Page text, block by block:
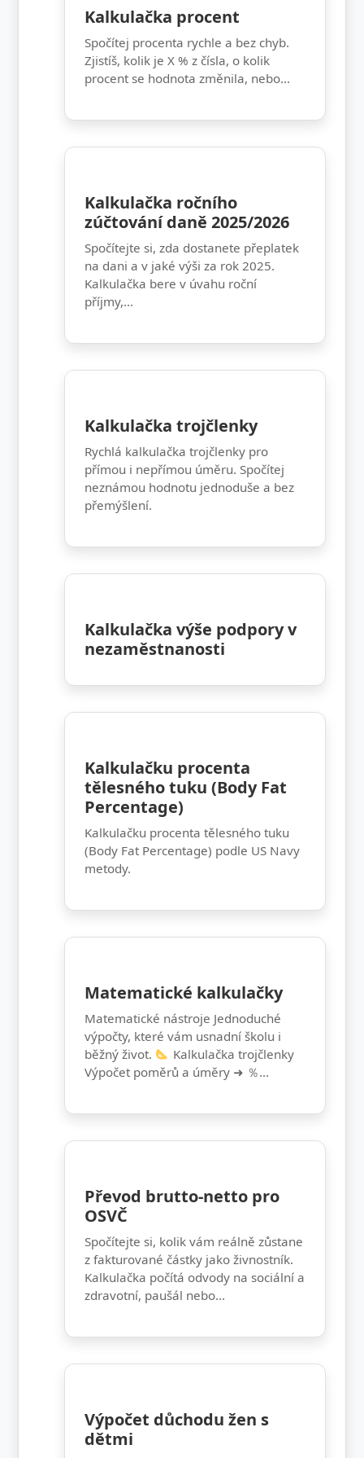
Kalkulačka procent
Spočítej procenta rychle a bez chyb.
Zjistíš, kolik je X % z čísla, o kolik
procent se hodnota změnila, nebo...
Kalkulačka ročního
zúčtování daně 2025/2026
Spočítejte si, zda dostanete přeplatek
na dani a v jaké výši za rok 2025.
Kalkulačka bere v úvahu roční
příjmy,...
Kalkulačka trojčlenky
Rychlá kalkulačka trojčlenky pro
přímou i nepřímou úměru. Spočítej
neznámou hodnotu jednoduše a bez
přemýšlení.
Kalkulačka výše podpory v
nezaměstnanosti
Kalkulačku procenta
tělesného tuku (Body Fat
Percentage)
Kalkulačku procenta tělesného tuku
(Body Fat Percentage) podle US Navy
metody.
Matematické kalkulačky
Matematické nástroje Jednoduché
výpočty, které vám usnadní školu i
běžný život.
Kalkulačka trojčlenky
Výpočet poměrů a úměry ➜ ％...
Převod brutto-netto pro
OSVČ
Spočítejte si, kolik vám reálně zůstane
z fakturované částky jako živnostník.
Kalkulačka počítá odvody na sociální a
zdravotní, paušál nebo...
Výpočet důchodu žen s
dětmi